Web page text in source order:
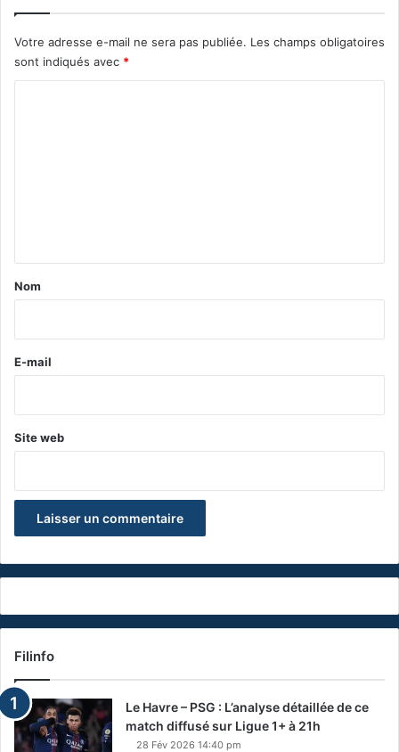
Votre adresse e-mail ne sera pas publiée. Les champs obligatoires
sont indiqués avec *
a
e
Nom
E-mail
Site web
Filinfo
Le Havre – PSG : L’analyse détaillée de ce
match diffusé sur Ligue 1+ à 21h
28 Fév 2026 14:40 pm